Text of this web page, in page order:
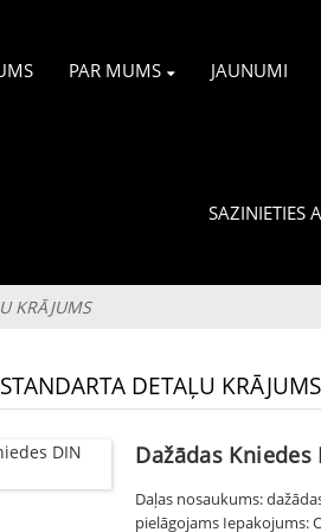
PAR MUMS JAUNUMI
SAZINIETIES
KRĀJUMS
DETAĻU KRĀJUMS
Dažādas Kniedes
Daļas nosaukums:
pielāgojams Iepakojums: